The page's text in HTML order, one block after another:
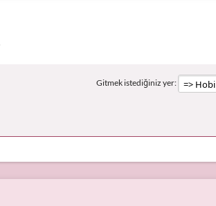
Gitmek istediğiniz yer